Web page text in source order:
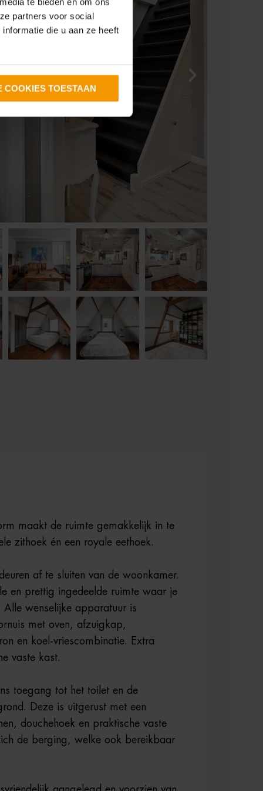
partners voor social
die u aan ze heeft
COOKIES TOESTAAN
maakt de ruimte gemakkelijk in te
zithoek én een royale eethoek.
af te sluiten van de woonkamer.
en prettig ingedeelde ruimte waar je
wenselijke apparatuur is
met oven, afzuigkap,
en koel-vriescombinatie. Extra
vaste kast.
toegang tot het toilet en de
Deze is uitgerust met een
douchehoek en praktische vaste
de berging, welke ook bereikbaar